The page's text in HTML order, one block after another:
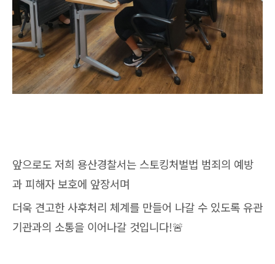
앞으로도 저희 용산경찰서는 스토킹처벌법 범죄의 예방
과 피해자 보호에 앞장서며
더욱 견고한 사후처리 체계를 만들어 나갈 수 있도록 유관
기관과의 소통을 이어나갈 것입니다!🚨